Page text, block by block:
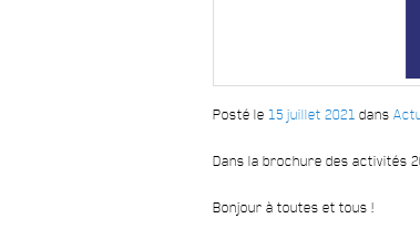
Posté le 15 juillet 2021 dans
Dans la brochure des activités
Bonjour à toutes et tous !